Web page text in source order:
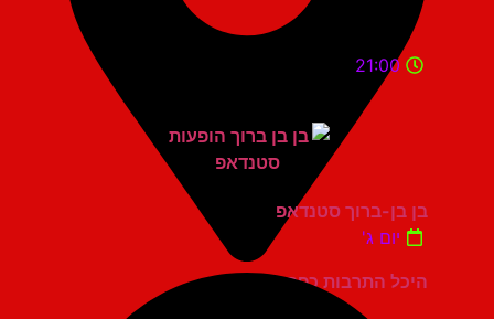
היכל התרבות כפר סבא
21:00
בן בן-ברוך סטנדאפ
יום ג'